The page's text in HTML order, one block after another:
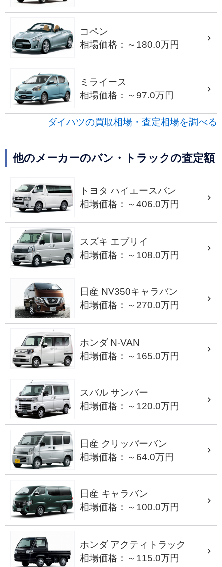
コペン
相場価格：～180.0万円
ミライース
相場価格：～97.0万円
ダイハツの買取相場・査定相場を調べる
他のメーカーのバン・トラックの査定額
トヨタ ハイエースバン
相場価格：～406.0万円
スズキ エブリイ
相場価格：～108.0万円
日産 NV350キャラバン
相場価格：～270.0万円
ホンダ N-VAN
相場価格：～165.0万円
スバル サンバー
相場価格：～120.0万円
日産 クリッパーバン
相場価格：～64.0万円
日産 キャラバン
相場価格：～100.0万円
ホンダ アクティトラック
相場価格：～115.0万円